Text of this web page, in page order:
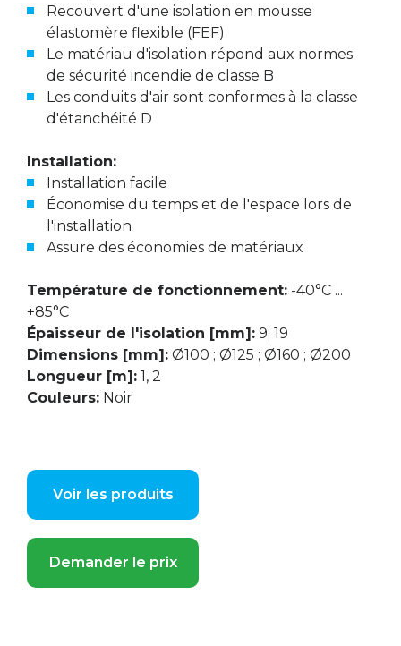
Recouvert d'une isolation en mousse
élastomère flexible (FEF)
Le matériau d'isolation répond aux normes
de sécurité incendie de classe B
Les conduits d'air sont conformes à la classe
d'étanchéité D
Installation:
Installation facile
Économise du temps et de l'espace lors de
l'installation
Assure des économies de matériaux
Température de fonctionnement: -40°C ...
+85°C
Épaisseur de l'isolation [mm]: 9; 19
Dimensions [mm]: Ø100 ; Ø125 ; Ø160 ; Ø200
Longueur [m]: 1, 2
Couleurs: Noir
Voir les produits
Demander le prix